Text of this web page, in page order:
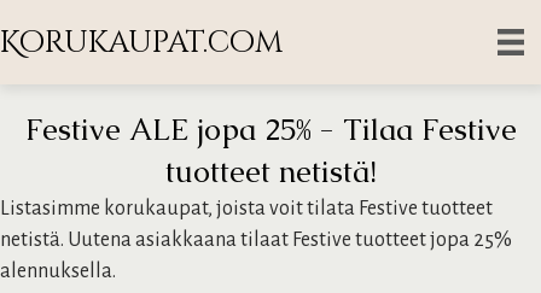
Korukaupat.com
Festive ALE jopa 25% - Tilaa Festive
tuotteet netistä!
Listasimme korukaupat, joista voit tilata Festive tuotteet
netistä. Uutena asiakkaana tilaat Festive tuotteet jopa 25%
alennuksella.